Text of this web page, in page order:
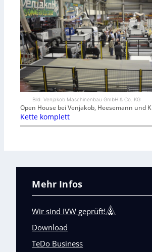
Bild: Venjakob Maschinenbau GmbH & Co. KG
Open House bei Venjakob, Heesemann und
Kette komplett
Mehr Infos
Wir sind IVW geprüft!
Download
TeDo Business